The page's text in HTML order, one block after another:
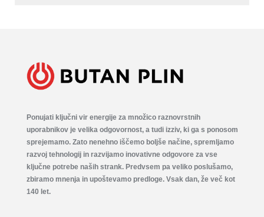
Ponujati ključni vir energije za množico raznovrstnih
uporabnikov je velika odgovornost, a tudi izziv, ki ga s ponosom
sprejemamo. Zato nenehno iščemo boljše načine, spremljamo
razvoj tehnologij in razvijamo inovativne odgovore za vse
ključne potrebe naših strank. Predvsem pa veliko poslušamo,
zbiramo mnenja in upoštevamo predloge. Vsak dan, že več kot
140 let.